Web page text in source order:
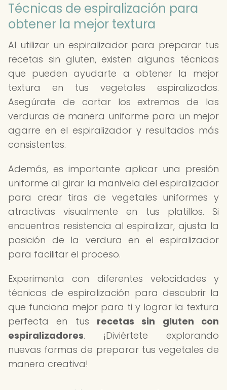
Técnicas de espiralización para
obtener la mejor textura
Al utilizar un espiralizador para preparar tus
recetas sin gluten, existen algunas técnicas
que pueden ayudarte a obtener la mejor
textura en tus vegetales espiralizados.
Asegúrate de cortar los extremos de las
verduras de manera uniforme para un mejor
agarre en el espiralizador y resultados más
consistentes.
Además, es importante aplicar una presión
uniforme al girar la manivela del espiralizador
para crear tiras de vegetales uniformes y
atractivas visualmente en tus platillos. Si
encuentras resistencia al espiralizar, ajusta la
posición de la verdura en el espiralizador
para facilitar el proceso.
Experimenta con diferentes velocidades y
técnicas de espiralización para descubrir la
que funciona mejor para ti y lograr la textura
perfecta en tus recetas sin gluten con
espiralizadores. ¡Diviértete explorando
nuevas formas de preparar tus vegetales de
manera creativa!